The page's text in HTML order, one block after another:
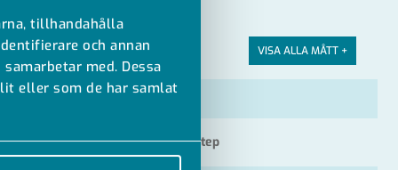
tillhandahålla
och annan
med. Dessa
eller som de har samlat
VISA ALLA MÅTT +
Filer
CAD/Step